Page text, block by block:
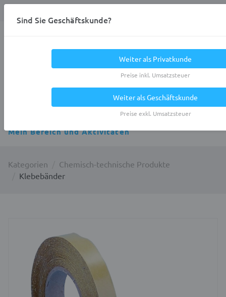
Mein Bereich und Aktivitäten
Kategorien
Chemisch-technische Produkte
Klebebänder
Sind Sie Geschäftskunde?
Weiter als Privatkunde
Preise inkl. Umsatzsteuer
Weiter als Geschäftskunde
Preise exkl. Umsatzsteuer